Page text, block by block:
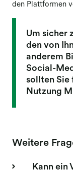
Folgerecht
Opt-out-
den Plattformen
Um sicher
den von
anderem
Social-
sollten Sie
Nutzung
Weitere
Kann ein